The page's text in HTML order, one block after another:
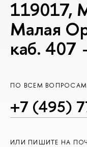
119017,
Малая
каб. 407
ПО ВСЕМ
+7 (495)
ИЛИ ПИШИТЕ НА